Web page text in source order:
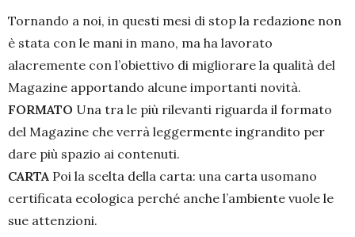
Tornando a noi, in questi mesi di stop la redazione non
è stata con le mani in mano, ma ha lavorato
alacremente con l’obiettivo di migliorare la qualità del
Magazine apportando alcune importanti novità.
FORMATO Una tra le più rilevanti riguarda il formato
del Magazine che verrà leggermente ingrandito per
dare più spazio ai contenuti.
CARTA Poi la scelta della carta: una carta usomano
certificata ecologica perché anche l’ambiente vuole le
sue attenzioni.